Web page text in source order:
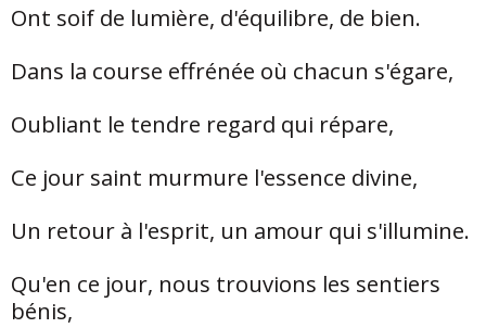
Ont soif de lumière, d'équilibre, de bien.
Dans la course effrénée où chacun s'égare,
Oubliant le tendre regard qui répare,
Ce jour saint murmure l'essence divine,
Un retour à l'esprit, un amour qui s'illumine.
Qu'en ce jour, nous trouvions les sentiers
bénis,